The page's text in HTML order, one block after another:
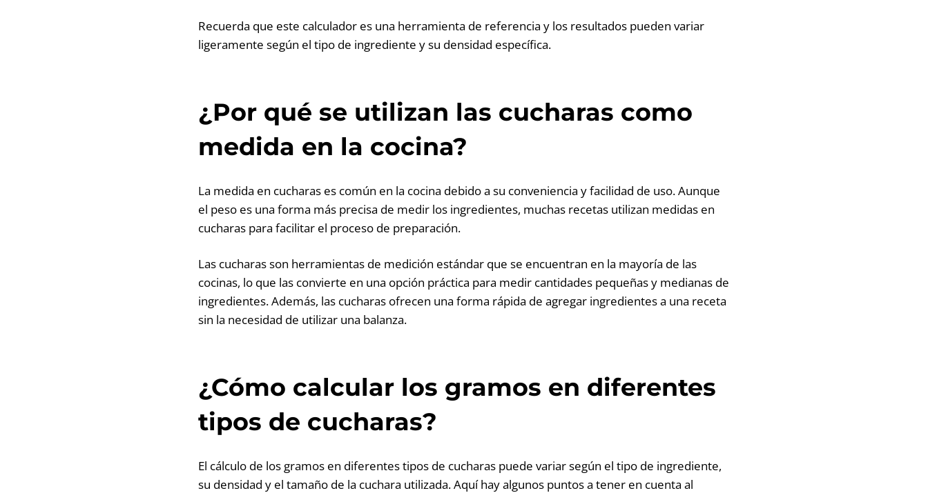
Recuerda que este calculador es una herramienta de referencia y los resultados pueden variar
ligeramente según el tipo de ingrediente y su densidad específica.
¿Por qué se utilizan las cucharas como
medida en la cocina?
La medida en cucharas es común en la cocina debido a su conveniencia y facilidad de uso. Aunque
el peso es una forma más precisa de medir los ingredientes, muchas recetas utilizan medidas en
cucharas para facilitar el proceso de preparación.
Las cucharas son herramientas de medición estándar que se encuentran en la mayoría de las
cocinas, lo que las convierte en una opción práctica para medir cantidades pequeñas y medianas de
ingredientes. Además, las cucharas ofrecen una forma rápida de agregar ingredientes a una receta
sin la necesidad de utilizar una balanza.
¿Cómo calcular los gramos en diferentes
tipos de cucharas?
El cálculo de los gramos en diferentes tipos de cucharas puede variar según el tipo de ingrediente,
su densidad y el tamaño de la cuchara utilizada. Aquí hay algunos puntos a tener en cuenta al